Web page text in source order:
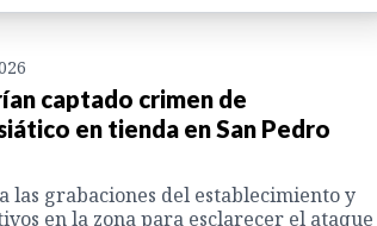
captado crimen de
en tienda en San Pedro
las grabaciones del establecimiento y
en la zona para esclarecer el ataque